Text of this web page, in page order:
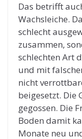
Das betrifft
Wachsleiche.
schlecht
zusammen,
schlechten Art
und mit
nicht
beigesetzt. Die
gegossen. Die
Boden damit
Monate neu